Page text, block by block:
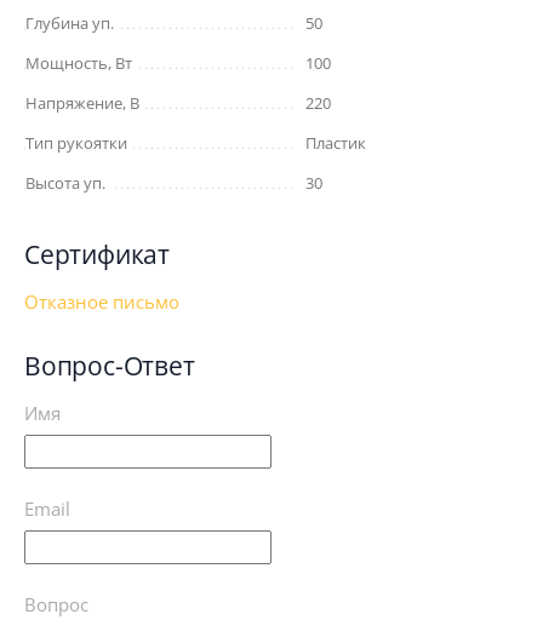
Глубина уп.
50
Мощность, Вт
100
Напряжение, В
220
Тип рукоятки
Пластик
Высота уп.
30
Сертификат
Отказное письмо
Вопрос-Ответ
Имя
Email
Вопрос